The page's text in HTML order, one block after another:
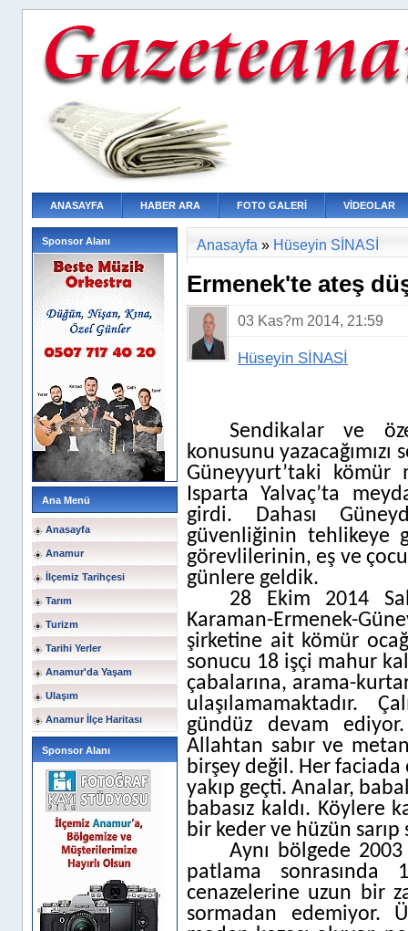
ANASAYFA HABER ARA FOTO GALERİ VİDEOLAR
Sponsor Alanı
Ana Menü
Anasayfa
Anamur
İlçemiz Tarihçesi
Tarım
Turizm
Tarihi Yerler
Anamur'da Yaşam
Ulaşım
Anamur İlçe Haritası
Sponsor Alanı
Anasayfa » Hüseyin SİNASİ
Ermenek'te ateş
03 Kas?m 2014, 21:59
Hüseyin SİNASİ
Sendikalar ve
konusunu
Güneyyurt’taki kömür
Isparta Yalvaç’ta
girdi. Dahası
güvenliğinin tehlikeye
görevlilerinin, eş ve
günlere geldik.
28 Ekim 2014
Karaman-Ermenek-
şirketine ait kömür
sonucu 18 işçi mahur
çabalarına, arama-
ulaşılamamaktadır.
gündüz devam
Allahtan sabır ve
birşey değil. Her
yakıp geçti. Analar,
babasız kaldı. Köylere
bir keder ve hüzün sarıp
Aynı bölgede
patlama sonrasında
cenazelerine uzun bir
sormadan edemiyor.